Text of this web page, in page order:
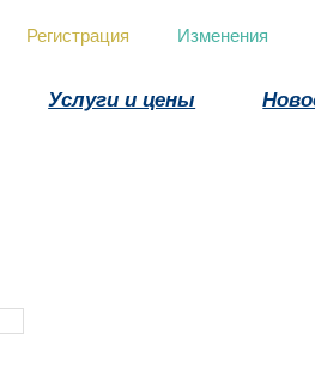
Регистрация Изменения
Услуги и цены